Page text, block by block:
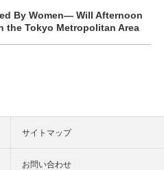
By Women― Will Afternoon
the Tokyo Metropolitan Area
サイトマップ
お問い合わせ